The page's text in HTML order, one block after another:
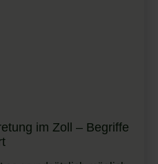
im Zoll – Begriffe